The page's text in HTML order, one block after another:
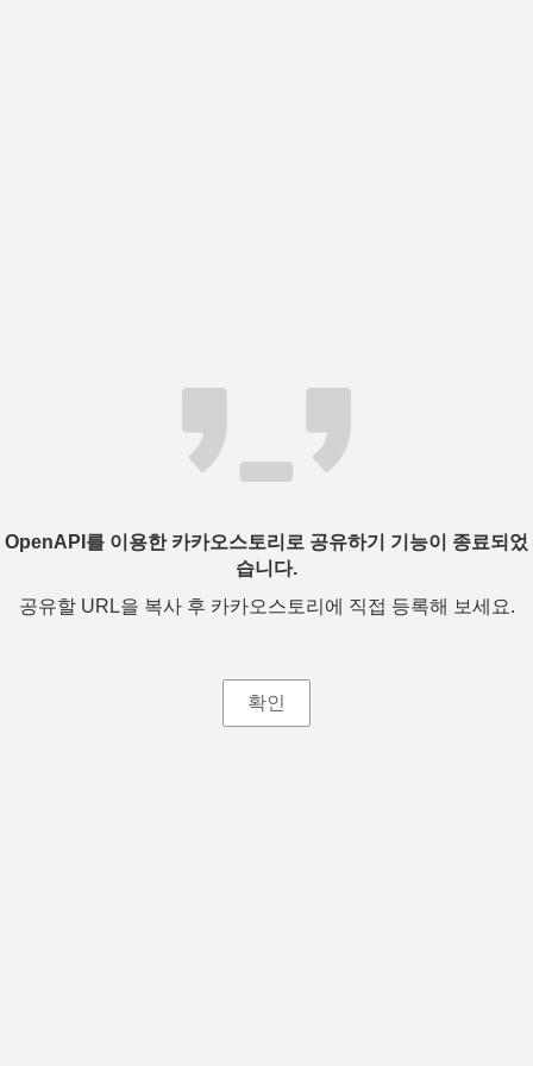
OpenAPI를 이용한 카카오스토리로 공유하기 기능이 종료되었
습니다.
공유할 URL을 복사 후 카카오스토리에 직접 등록해 보세요.
확인